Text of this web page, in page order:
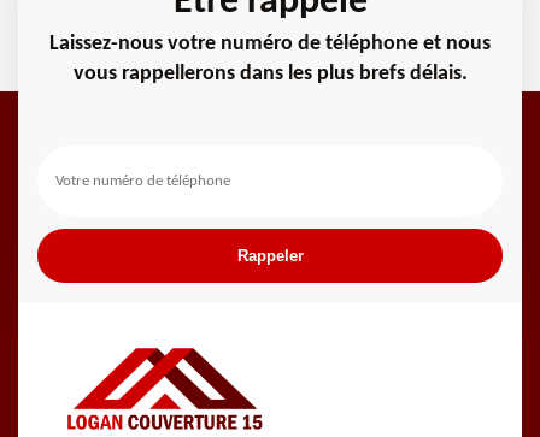
Laissez-nous votre numéro de téléphone et nous
vous rappellerons dans les plus brefs délais.